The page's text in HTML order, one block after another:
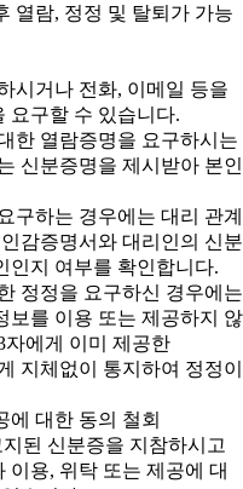
열람, 정정 및 탈퇴가 가능
시거나 전화, 이메일 등을
요구할 수 있습니다.
한 열람증명을 요구하시는
신분증명을 제시받아 본인
구하는 경우에는 대리 관계
감증명서와 대리인의 신분
인지 여부를 확인합니다.
정정을 요구하신 경우에는
보를 이용 또는 제공하지 않
자에게 이미 제공한
지체없이 통지하여 정정이
에 대한 동의 철회
된 신분증을 지참하시고
이용, 위탁 또는 제공에 대